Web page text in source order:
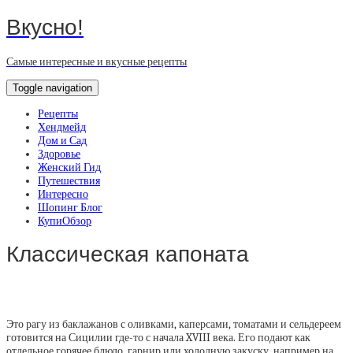
Вкусно!
Самые интересные и вкусные рецепты
Toggle navigation
Рецепты
Хендмейд
Дом и Сад
Здоровье
Женский Гид
Путешествия
Интересно
Шопинг Блог
КупиОбзор
Классическая капоната
Это рагу из баклажанов с оливками, каперсами, томатами и сельдереем
готовится на Сицилии где-то с начала XVIII века. Его подают как